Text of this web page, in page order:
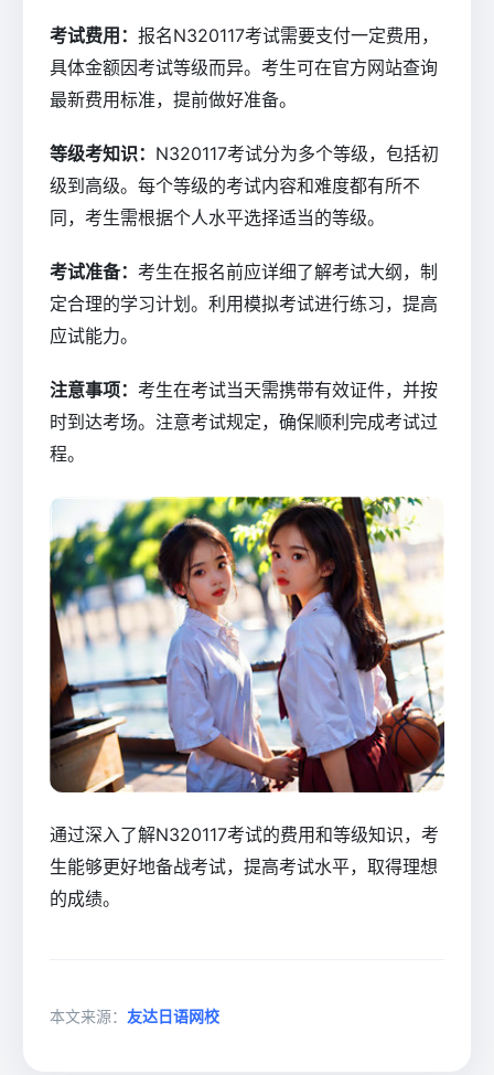
考试费用： 报名N320117考试需要支付一定费用，
具体金额因考试等级而异。考生可在官方网站查询
最新费用标准，提前做好准备。
等级考知识： N320117考试分为多个等级，包括初
级到高级。每个等级的考试内容和难度都有所不
同，考生需根据个人水平选择适当的等级。
考试准备： 考生在报名前应详细了解考试大纲，制
定合理的学习计划。利用模拟考试进行练习，提高
应试能力。
注意事项： 考生在考试当天需携带有效证件，并按
时到达考场。注意考试规定，确保顺利完成考试过
程。
通过深入了解N320117考试的费用和等级知识，考
生能够更好地备战考试，提高考试水平，取得理想
的成绩。
本文来源： 友达日语网校